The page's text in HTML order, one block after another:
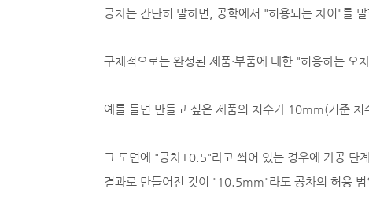
공차는 간단히 말하면, 공학에서 "허용되는 차이"를 말
구체적으로는 완성된 제품·부품에 대한 "허용하는 오
예를 들면 만들고 싶은 제품의 치수가 10mm(기준 치
그 도면에 "공차+0.5"라고 씌어 있는 경우에 가공 단
결과로 만들어진 것이 "10.5mm"라도 공차의 허용 범